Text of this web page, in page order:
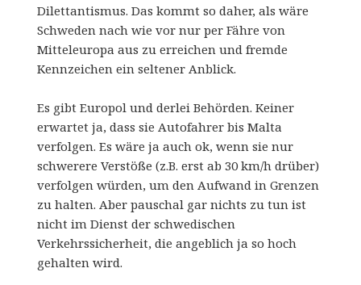
Dilettantismus. Das kommt so daher, als wäre
Schweden nach wie vor nur per Fähre von
Mitteleuropa aus zu erreichen und fremde
Kennzeichen ein seltener Anblick.
Es gibt Europol und derlei Behörden. Keiner
erwartet ja, dass sie Autofahrer bis Malta
verfolgen. Es wäre ja auch ok, wenn sie nur
schwerere Verstöße (z.B. erst ab 30 km/h drüber)
verfolgen würden, um den Aufwand in Grenzen
zu halten. Aber pauschal gar nichts zu tun ist
nicht im Dienst der schwedischen
Verkehrssicherheit, die angeblich ja so hoch
gehalten wird.